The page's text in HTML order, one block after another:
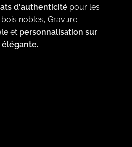
d'authenticité pour les
bois nobles, Gravure
et personnalisation sur
élégante.